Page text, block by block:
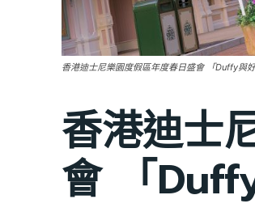
香港迪士尼樂園度假區年度春日盛會 「Duffy與
香港迪士
會 「